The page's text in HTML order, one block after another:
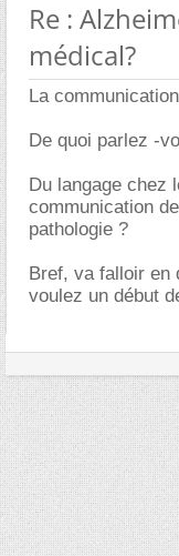
Re :
médical?
La
De quoi parlez -
Du langage chez
communication
pathologie ?
Bref, va falloir en
voulez un début